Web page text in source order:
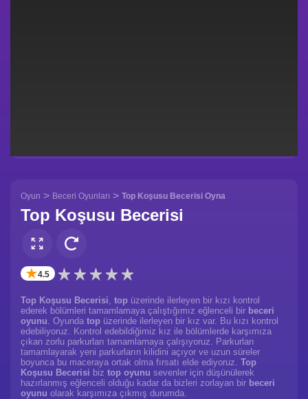
Oyun > Beceri Oyunları > Top Koşusu Becerisi Oyna
Top Koşusu Becerisi
✭4.5
Top Koşusu Becerisi, top üzerinde ilerleyen bir kızı kontrol
ederek bölümleri tamamlamaya çalıştığımız eğlenceli bir beceri
oyunu. Oyunda top üzerinde ilerleyen bir kız var. Bu kızı kontrol
edebiliyoruz. Kontrol edebildiğimiz kız ile bölümlerde karşımıza
çıkan zorlu parkurları tamamlamaya çalışıyoruz. Parkurları
tamamlayarak yeni parkurların kilidini açıyor ve uzun süreler
boyunca bu maceraya ortak olma fırsatı elde ediyoruz. Top
Koşusu Becerisi biz top oyunu sevenler için düşünülerek
hazırlanmış eğlenceli olduğu kadar da bizleri zorlayan bir beceri
oyunu olarak karşımıza çıkmış durumda.